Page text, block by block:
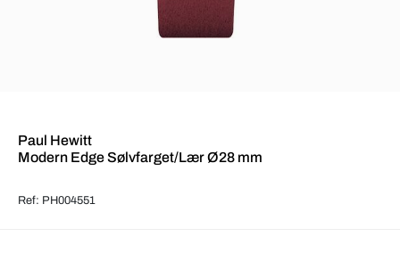
Paul Hewitt
Modern Edge Sølvfarget/Lær Ø28 mm
Ref: PH004551